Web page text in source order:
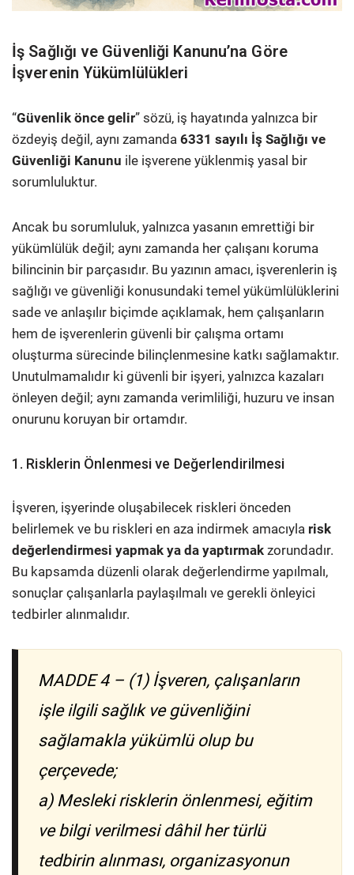
İş Sağlığı ve Güvenliği Kanunu’na Göre
İşverenin Yükümlülükleri
“Güvenlik önce gelir” sözü, iş hayatında yalnızca bir
özdeyiş değil, aynı zamanda 6331 sayılı İş Sağlığı ve
Güvenliği Kanunu ile işverene yüklenmiş yasal bir
sorumluluktur.
Ancak bu sorumluluk, yalnızca yasanın emrettiği bir
yükümlülük değil; aynı zamanda her çalışanı koruma
bilincinin bir parçasıdır. Bu yazının amacı, işverenlerin iş
sağlığı ve güvenliği konusundaki temel yükümlülüklerini
sade ve anlaşılır biçimde açıklamak, hem çalışanların
hem de işverenlerin güvenli bir çalışma ortamı
oluşturma sürecinde bilinçlenmesine katkı sağlamaktır.
Unutulmamalıdır ki güvenli bir işyeri, yalnızca kazaları
önleyen değil; aynı zamanda verimliliği, huzuru ve insan
onurunu koruyan bir ortamdır.
1. Risklerin Önlenmesi ve Değerlendirilmesi
İşveren, işyerinde oluşabilecek riskleri önceden
belirlemek ve bu riskleri en aza indirmek amacıyla risk
değerlendirmesi yapmak ya da yaptırmak zorundadır.
Bu kapsamda düzenli olarak değerlendirme yapılmalı,
sonuçlar çalışanlarla paylaşılmalı ve gerekli önleyici
tedbirler alınmalıdır.
MADDE 4 – (1) İşveren, çalışanların
işle ilgili sağlık ve güvenliğini
sağlamakla yükümlü olup bu
çerçevede;
a) Mesleki risklerin önlenmesi, eğitim
ve bilgi verilmesi dâhil her türlü
tedbirin alınması, organizasyonun